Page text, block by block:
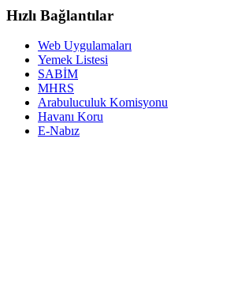
Hızlı Bağlantılar
Web Uygulamaları
Yemek Listesi
SABİM
MHRS
Arabuluculuk Komisyonu
Havanı Koru
E-Nabız